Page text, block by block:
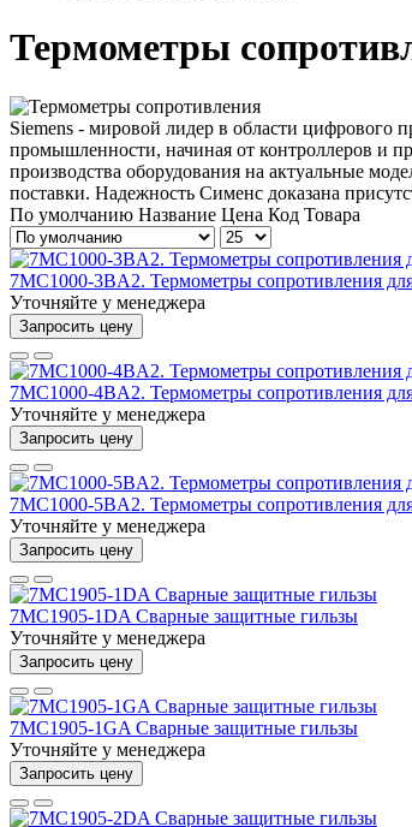
Термометры
Siemens - мировой лидер в области цифрового
промышленности, начиная от контроллеров и
производства оборудования на актуальные
поставки. Надежность Сименс доказана
По умолчанию Название Цена Код Товара
7MC1000-3BA2. Термометры сопротивления
Уточняйте у менеджера
Запросить цену
7MC1000-4BA2. Термометры сопротивления
Уточняйте у менеджера
Запросить цену
7MC1000-5BA2. Термометры сопротивления
Уточняйте у менеджера
Запросить цену
7MC1905-1DA Сварные защитные гильзы
Уточняйте у менеджера
Запросить цену
7MC1905-1GA Сварные защитные гильзы
Уточняйте у менеджера
Запросить цену